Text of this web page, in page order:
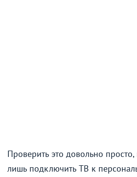
Проверить это довольно
лишь подключить ТВ к